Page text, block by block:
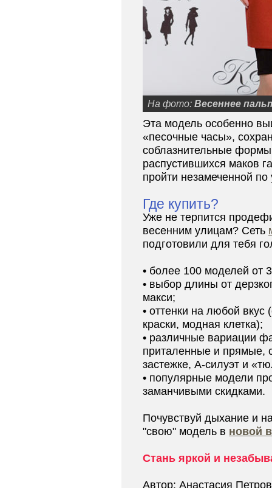
На фото: Весеннее
Эта модель особенно
«песочные часы»,
соблазнительные
распустившихся маков
пройти незамеченной
Где купить?
Уже не терпится
весенним улицам? Сеть
подготовили для тебя
• более 100 моделей от
• выбор длины от
макси;
• оттенки на любой
краски, модная клетка);
• различные вариации
приталенные и прямые,
застежке, А-силуэт и
• популярные модели
заманчивыми скидками.
Почувствуй дыхание и
"свою" модель в новой
Стань яркой и
Автор: Анастасия